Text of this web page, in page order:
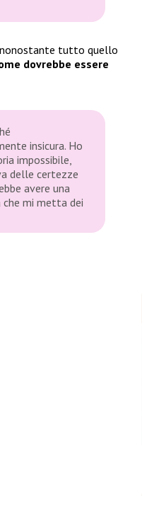
nonostante tutto quello
dovrebbe essere
insicura. Ho
impossibile,
delle certezze
avere una
che mi metta dei